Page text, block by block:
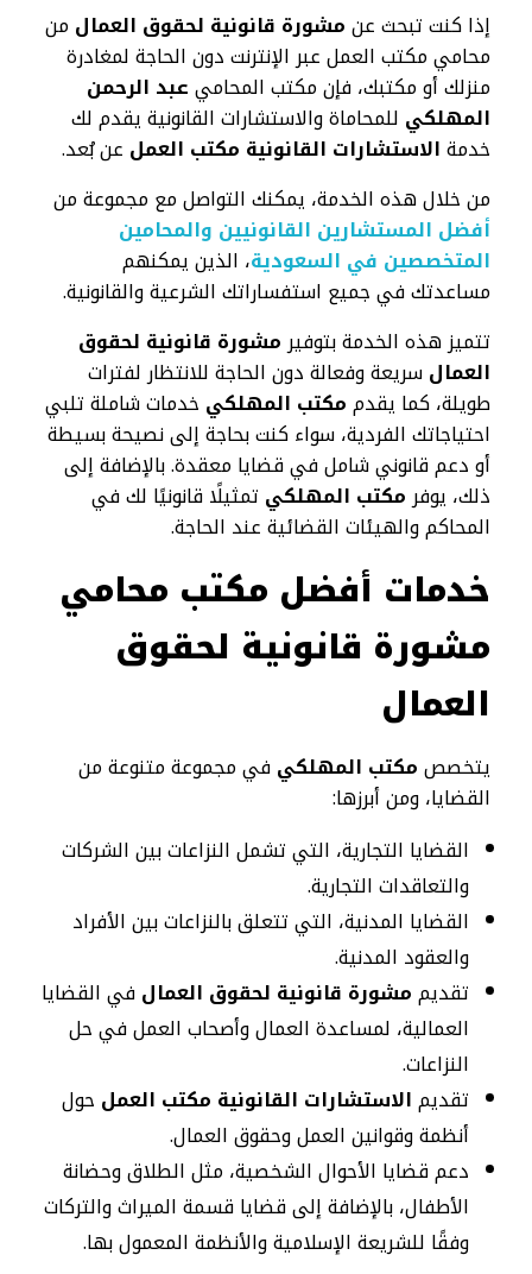
إذا كنت تبحث عنمشورة قانونية لحقوق العمال من
محامي مكتب العمل عبر الإنترنت دون الحاجة لمغادرة
منزلك أو مكتبك، فإن مكتب المحاميعبد الرحمن
المهلكي للمحاماة والاستشارات القانونية يقدم لك
خدمةالاستشارات القانونية مكتب العمل عن بُعد.
من خلال هذه الخدمة، يمكنك التواصل مع مجموعة من
أفضل المستشارين القانونيين والمحامين
المتخصصين في السعودية، الذين يمكنهم
مساعدتك في جميع استفساراتك الشرعية والقانونية.
تتميز هذه الخدمة بتوفيرمشورة قانونية لحقوق
العمالسريعة وفعالة دون الحاجة للانتظار لفترات
طويلة، كما يقدممكتب المهلكي خدمات شاملة تلبي
احتياجاتك الفردية، سواء كنت بحاجة إلى نصيحة بسيطة
أو دعم قانوني شامل في قضايا معقدة. بالإضافة إلى
ذلك، يوفرمكتب المهلكي تمثيلًا قانونيًا لك في
المحاكم والهيئات القضائية عند الحاجة.
خدمات أفضل مكتب محامي
مشورة قانونية لحقوق
العمال
يتخصصمكتب المهلكيفي مجموعة متنوعة من
القضايا، ومن أبرزها:
القضايا التجارية، التي تشمل النزاعات بين الشركات
والتعاقدات التجارية.
القضايا المدنية، التي تتعلق بالنزاعات بين الأفراد
والعقود المدنية.
تقديممشورة قانونية لحقوق العمالفي القضايا
العمالية، لمساعدة العمال وأصحاب العمل في حل
النزاعات.
تقديمالاستشارات القانونية مكتب العمل حول
أنظمة وقوانين العمل وحقوق العمال.
دعم قضايا الأحوال الشخصية، مثل الطلاق وحضانة
الأطفال، بالإضافة إلى قضايا قسمة الميراث والتركات
وفقًا للشريعة الإسلامية والأنظمة المعمول بها.